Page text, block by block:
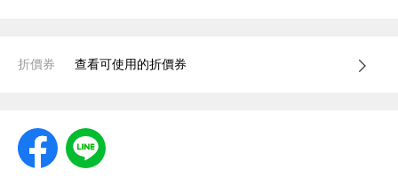
折價券 查看可使用的折價券